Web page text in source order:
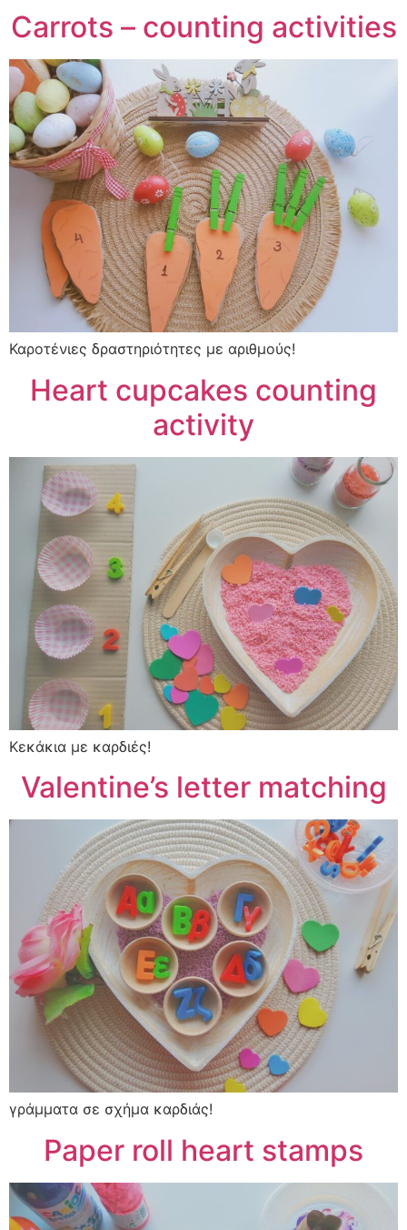
Carrots – counting activities
Καροτένιες δραστηριότητες με αριθμούς!
Heart cupcakes counting
activity
Κεκάκια με καρδιές!
Valentine’s letter matching
γράμματα σε σχήμα καρδιάς!
Paper roll heart stamps